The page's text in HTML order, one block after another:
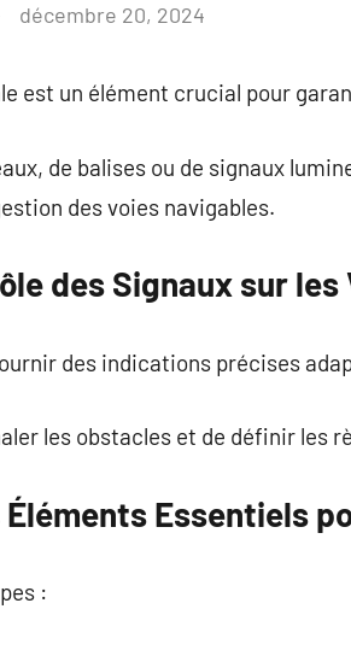
décembre 20, 2024
est un élément crucial pour
de balises ou de signaux
des voies navigables.
des Signaux sur les
des indications précises
les obstacles et de définir les
Essentiels
: